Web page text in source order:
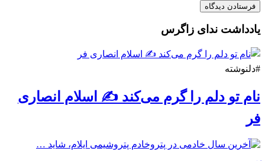
یادداشت ندای زاگرس
#دلنوشته
نام تو دلم را گرم می‌کند ✍️ اسلام انصاری
فر